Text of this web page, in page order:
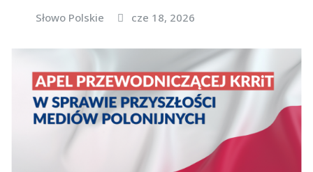
Słowo Polskie cze 18, 2026